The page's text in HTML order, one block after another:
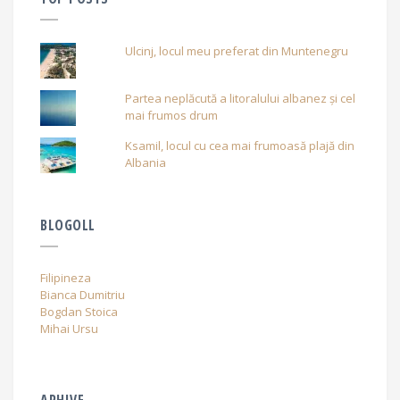
Ulcinj, locul meu preferat din Muntenegru
Partea neplăcută a litoralului albanez și cel
mai frumos drum
Ksamil, locul cu cea mai frumoasă plajă din
Albania
BLOGOLL
Filipineza
Bianca Dumitriu
Bogdan Stoica
Mihai Ursu